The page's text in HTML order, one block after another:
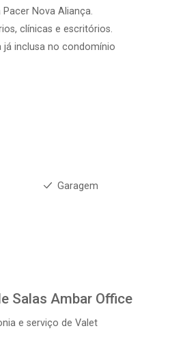
Nova Aliança.
clínicas e escritórios.
inclusa no condomínio
Garagem
Salas Ambar Office
e serviço de Valet